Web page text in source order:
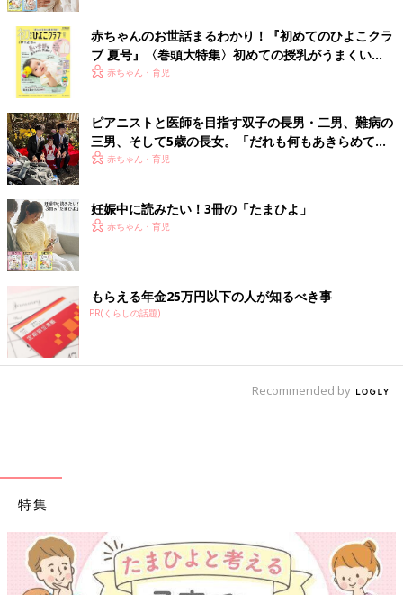
赤ちゃんのお世話まるわかり！『初めてのひよこクラ
ブ 夏号』〈巻頭大特集〉初めての授乳がうまくい
く！ おっぱい・ミルクの基本と夏のトラブル 解決テ
赤ちゃん・育児
ピアニストと医師を目指す双子の長男・二男、難病の
三男、そして5歳の長女。「だれも何もあきらめてほ
しくない」母の思い
赤ちゃん・育児
妊娠中に読みたい！3冊の「たまひよ」
赤ちゃん・育児
もらえる年金25万円以下の人が知るべき事
PR(くらしの話題)
Recommended by
特集